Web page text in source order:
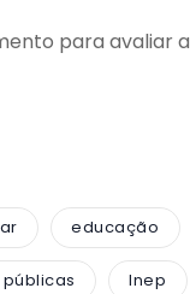
para avaliar
educação
Inep